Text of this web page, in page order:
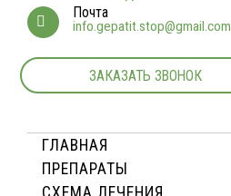
Почта
info.gepatit.stop@gmail.com
ЗАКАЗАТЬ ЗВОНОК
ГЛАВНАЯ
ПРЕПАРАТЫ
СХЕМА ЛЕЧЕНИЯ